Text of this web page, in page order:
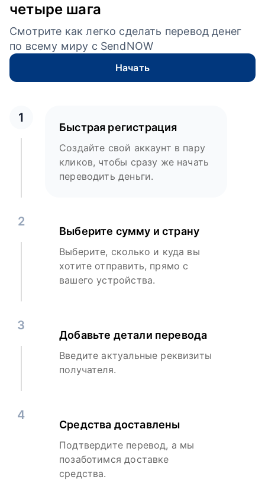
четыре шага
Смотрите как легко сделать перевод денег
по всему миру с SendNOW
Начать
1
Быстрая регистрация
Создайте свой аккаунт в пару
кликов, чтобы сразу же начать
переводить деньги.
2
Выберите сумму и страну
Выберите, сколько и куда вы
хотите отправить, прямо с
вашего устройства.
3
Добавьте детали перевода
Введите актуальные реквизиты
получателя.
4
Средства доставлены
Подтвердите перевод, а мы
позаботимся доставке
средства.